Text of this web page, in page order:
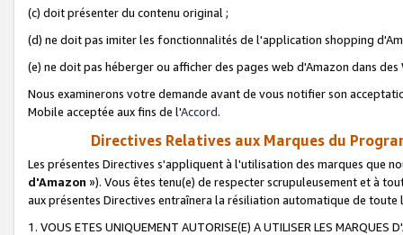
(c) doit présenter du contenu original ;
(d) ne doit pas imiter les fonctionnalités de l'application shopping
(e) ne doit pas héberger ou afficher des pages web d'Amazon dans
Nous examinerons votre demande avant de vous notifier son
Mobile acceptée aux fins de l'Accord.
Directives Relatives aux Marques du
Les présentes Directives s'appliquent à l'utilisation des marques que
d'Amazon »). Vous êtes tenu(e) de respecter scrupuleusement et à
aux présentes Directives entraînera la résiliation automatique de
1. VOUS ETES UNIQUEMENT AUTORISE(E) A UTILISER LES MARQUES